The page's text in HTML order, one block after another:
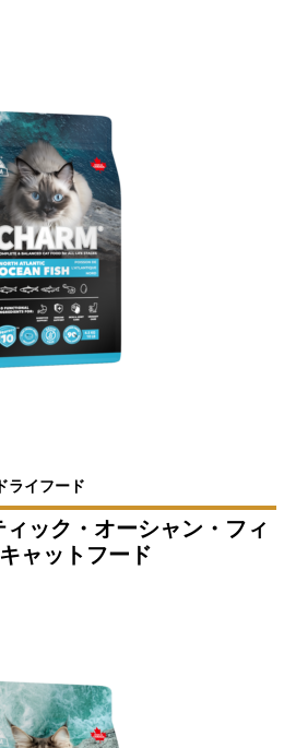
ドライフード
ック・オーシャン・フィ
ャットフード